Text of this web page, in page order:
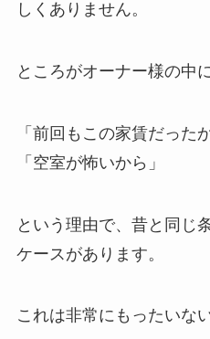
しくありません。
ところがオーナー様の中に
「前回もこの家賃だった
「空室が怖いから」
という理由で、昔と同じ
ケースがあります。
これは非常にもったいな